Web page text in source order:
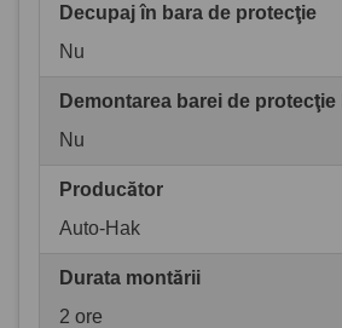
Decupaj în bara de protecţie
Nu
Demontarea barei de protecţie
Nu
Producător
Auto-Hak
Durata montării
2 ore